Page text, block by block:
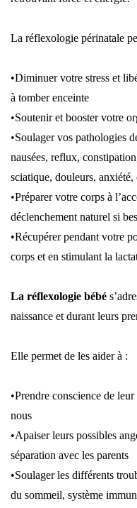
La réflexologie périnatale
•Diminuer votre stress et
à tomber enceinte
•Soutenir et booster votre
•Soulager vos pathologies
nausées, reflux,
sciatique, douleurs,
•Préparer votre corps à
déclenchement naturel si
•Récupérer pendant votre
corps et en stimulant la
La réflexologie bébé
naissance et durant leurs
Elle permet de les aider à :
•Prendre conscience de
nous
•Apaiser leurs possibles
séparation avec les parents
•Soulager les différents
du sommeil, système